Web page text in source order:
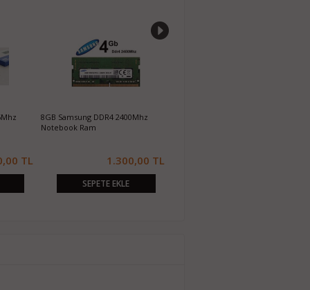
TL
8GB Samsung DDR4 2400Mhz
Notebook Ram
1.300,00 TL
SEPETE EKLE